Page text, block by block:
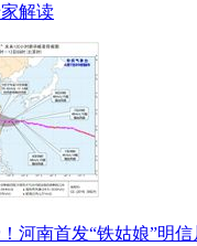
解读
河南首发“铁姑娘”明